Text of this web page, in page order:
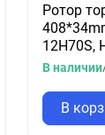
Ротор
12H70S,
В наличии
В